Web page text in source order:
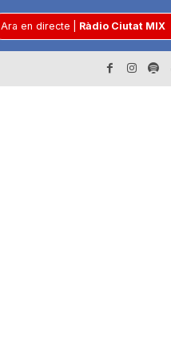
Ara en directe Ràdio Ciutat MIX